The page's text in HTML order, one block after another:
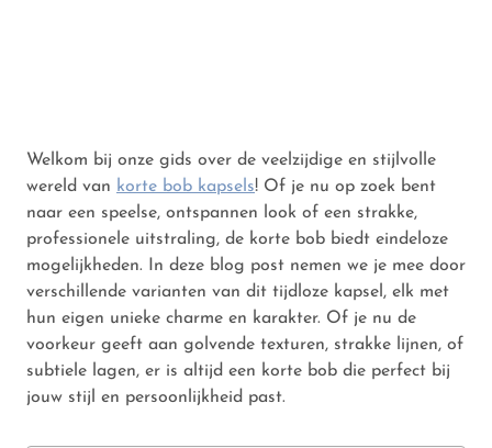
Welkom bij onze gids over de veelzijdige en stijlvolle
wereld van korte bob kapsels! Of je nu op zoek bent
naar een speelse, ontspannen look of een strakke,
professionele uitstraling, de korte bob biedt eindeloze
mogelijkheden. In deze blog post nemen we je mee door
verschillende varianten van dit tijdloze kapsel, elk met
hun eigen unieke charme en karakter. Of je nu de
voorkeur geeft aan golvende texturen, strakke lijnen, of
subtiele lagen, er is altijd een korte bob die perfect bij
jouw stijl en persoonlijkheid past.